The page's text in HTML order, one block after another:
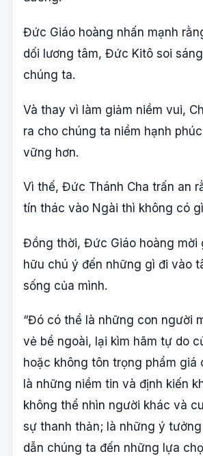
Đức Giáo hoàng nhấn mạnh
dối lương tâm, Đức Kitô soi
chúng ta.
Và thay vì làm giảm niềm vui,
ra cho chúng ta niềm hạnh
vững hơn.
Vì thế, Đức Thánh Cha trấn an
tín thác vào Ngài thì không có
Đồng thời, Đức Giáo hoàng mời
hữu chú ý đến những gì đi vào
sống của mình.
“Đó có thể là những con người
vẻ bề ngoài, lại kìm hãm tự do
hoặc không tôn trọng phẩm giá
là những niềm tin và định kiến
không thể nhìn người khác và
sự thanh thản; là những ý
dẫn chúng ta đến những lựa